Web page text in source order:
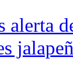
alerta